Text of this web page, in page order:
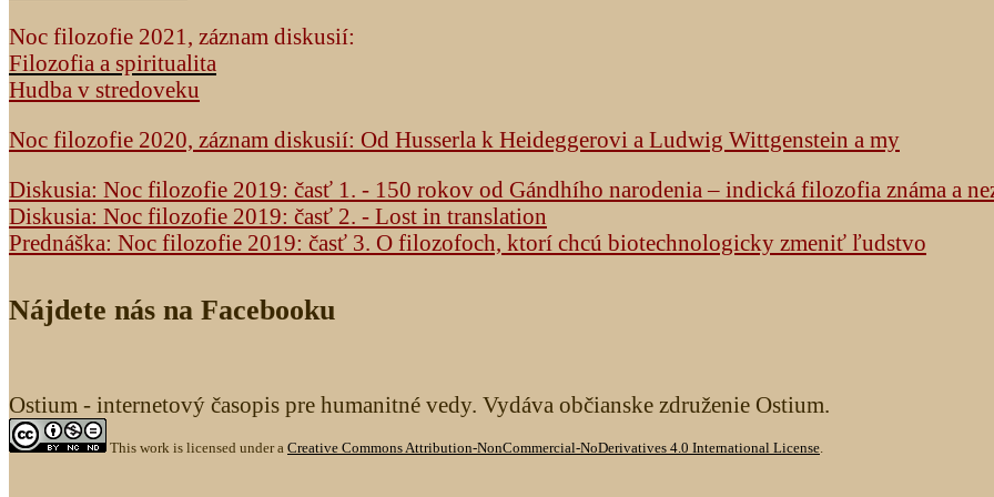
Noc filozofie 2021, záznam diskusií:
Filozofia a spiritualita
Hudba v stredoveku
Noc filozofie 2020, záznam diskusií: Od Husserla k Heideggerovi a Ludwig Wittgenstein a my
Diskusia: Noc filozofie 2019: časť 1. - 150 rokov od Gándhího narodenia – indická filozofia známa a
Diskusia: Noc filozofie 2019: časť 2. - Lost in translation
Prednáška: Noc filozofie 2019: časť 3. O filozofoch, ktorí chcú biotechnologicky zmeniť ľudstvo
Nájdete nás na Facebooku
Ostium - internetový časopis pre humanitné vedy. Vydáva občianske združenie Ostium.
This work is licensed under a Creative Commons Attribution-NonCommercial-NoDerivatives 4.0 International License.